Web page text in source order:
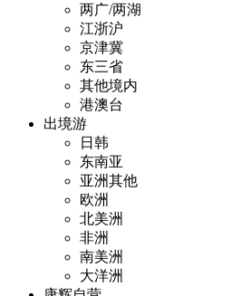
两广/两湖
江浙沪
京津冀
东三省
其他境内
港澳台
出境游
日韩
东南亚
亚洲其他
欧洲
北美洲
非洲
南美洲
大洋洲